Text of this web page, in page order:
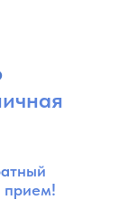
прием!